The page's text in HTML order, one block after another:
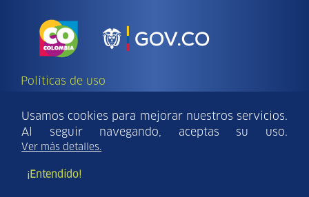
Políticas de uso
reservados Findeter.
Para una mejor visualización del sitio utilice:
versiones superiores.
Usamos cookies para mejorar nuestros servicios.
Al seguir navegando, aceptas su uso.
Ver más detalles.
¡Entendido!